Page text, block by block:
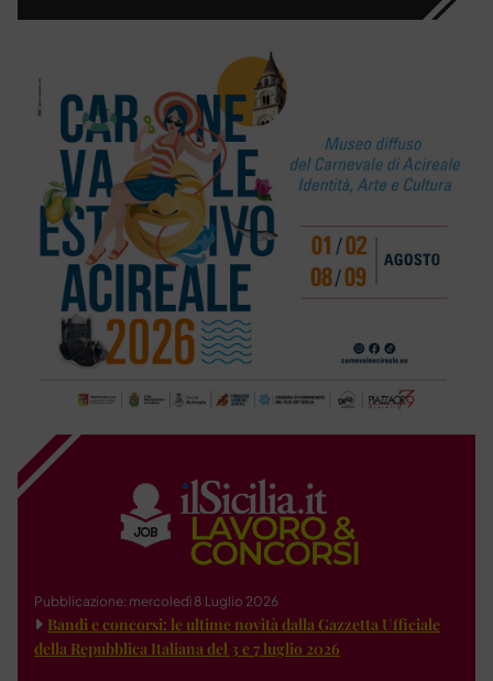
Pubblicazione: mercoledì 8 Luglio 2026
Bandi e concorsi: le ultime novità dalla Gazzetta Ufficiale
della Repubblica Italiana del 3 e 7 luglio 2026